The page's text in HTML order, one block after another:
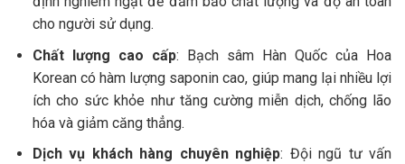
cho người sử dụng.
Chất lượng cao cấp: Bạch sâm Hàn Quốc của Hoa
Korean có hàm lượng saponin cao, giúp mang lại nhiều lợi
ích cho sức khỏe như tăng cường miễn dịch, chống lão
hóa và giảm căng thẳng.
Dịch vụ khách hàng chuyên nghiệp: Đội ngũ tư vấn